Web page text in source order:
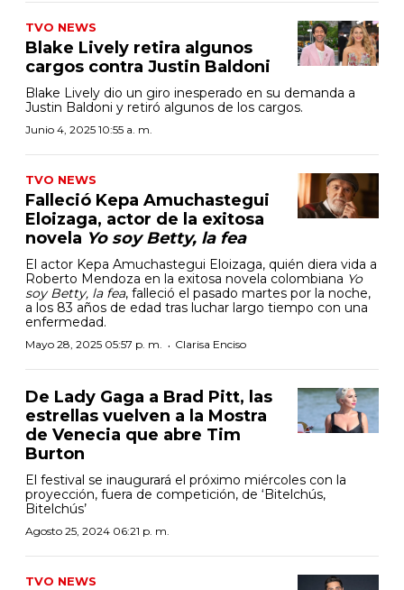
TVO NEWS
Blake Lively retira algunos
cargos contra Justin Baldoni
Blake Lively dio un giro inesperado en su demanda a
Justin Baldoni y retiró algunos de los cargos.
Junio 4, 2025 10:55 a. m.
TVO NEWS
Falleció Kepa Amuchastegui
Eloizaga, actor de la exitosa
novela Yo soy Betty, la fea
El actor Kepa Amuchastegui Eloizaga, quién diera vida a
Roberto Mendoza en la exitosa novela colombiana Yo
soy Betty, la fea, falleció el pasado martes por la noche,
a los 83 años de edad tras luchar largo tiempo con una
enfermedad.
Mayo 28, 2025 05:57 p. m. · Clarisa Enciso
De Lady Gaga a Brad Pitt, las
estrellas vuelven a la Mostra
de Venecia que abre Tim
Burton
El festival se inaugurará el próximo miércoles con la
proyección, fuera de competición, de ‘Bitelchús,
Bitelchús’
Agosto 25, 2024 06:21 p. m.
TVO NEWS